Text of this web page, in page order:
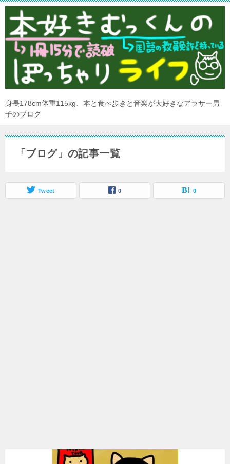
身長178cm体重115kg、本と食べ歩きと音楽が大好きなアラサー男
子のブログ
「ブログ」の記事一覧
Tweet 0 0